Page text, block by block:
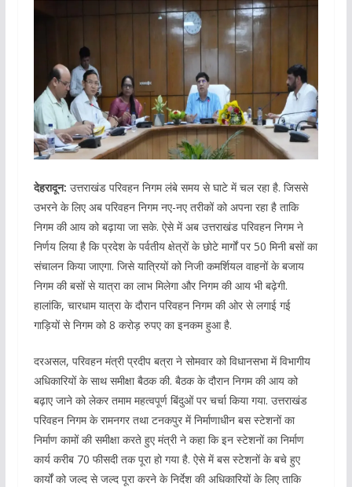
देहरादून: उत्तराखंड परिवहन निगम लंबे समय से घाटे में चल रहा है. जिससे
उभरने के लिए अब परिवहन निगम नए-नए तरीकों को अपना रहा है ताकि
निगम की आय को बढ़ाया जा सके. ऐसे में अब उत्तराखंड परिवहन निगम ने
निर्णय लिया है कि प्रदेश के पर्वतीय क्षेत्रों के छोटे मार्गों पर 50 मिनी बसों का
संचालन किया जाएगा. जिसे यात्रियों को निजी कमर्शियल वाहनों के बजाय
निगम की बसों से यात्रा का लाभ मिलेगा और निगम की आय भी बढ़ेगी.
हालांकि, चारधाम यात्रा के दौरान परिवहन निगम की ओर से लगाई गई
गाड़ियों से निगम को 8 करोड़ रुपए का इनकम हुआ है.
दरअसल, परिवहन मंत्री प्रदीप बत्रा ने सोमवार को विधानसभा में विभागीय
अधिकारियों के साथ समीक्षा बैठक की. बैठक के दौरान निगम की आय को
बढ़ाए जाने को लेकर तमाम महत्वपूर्ण बिंदुओं पर चर्चा किया गया. उत्तराखंड
परिवहन निगम के रामनगर तथा टनकपुर में निर्माणाधीन बस स्टेशनों का
निर्माण कामों की समीक्षा करते हुए मंत्री ने कहा कि इन स्टेशनों का निर्माण
कार्य करीब 70 फीसदी तक पूरा हो गया है. ऐसे में बस स्टेशनों के बचे हुए
कार्यों को जल्द से जल्द पूरा करने के निर्देश की अधिकारियों के लिए ताकि